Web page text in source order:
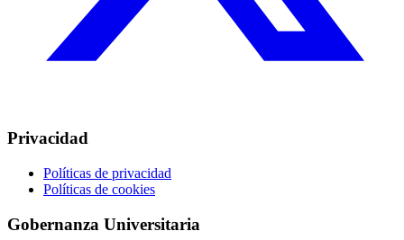
Privacidad
Políticas de privacidad
Políticas de cookies
Gobernanza Universitaria